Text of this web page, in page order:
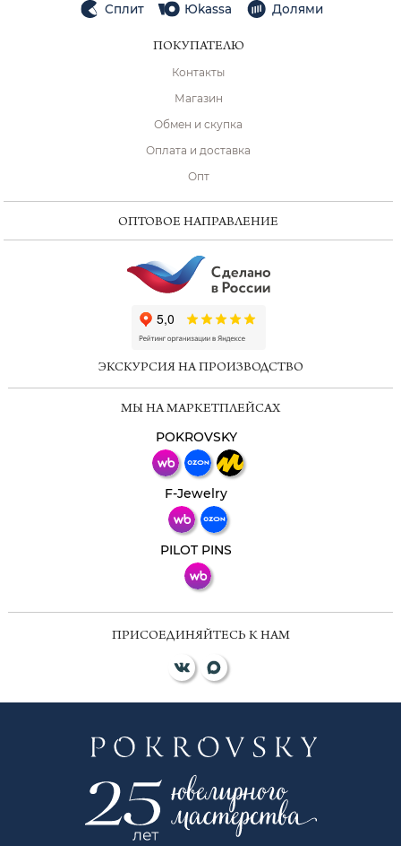
Сплит Юkassa Долями
ПОКУПАТЕЛЮ
Контакты
Магазин
Обмен и скупка
Оплата и доставка
Опт
ОПТОВОЕ НАПРАВЛЕНИЕ
ЭКСКУРСИЯ НА ПРОИЗВОДСТВО
МЫ НА МАРКЕТПЛЕЙСАХ
POKROVSKY
F-Jewelry
PILOT PINS
ПРИСОЕДИНЯЙТЕСЬ К НАМ